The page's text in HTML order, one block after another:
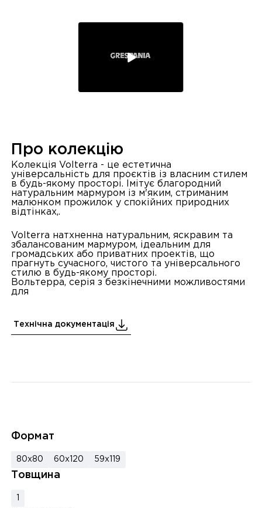
Про колекцію
Колекція Volterra - це естетична
універсальність для проєктів із власним стилем
в будь-якому просторі. Імітує благородний
натуральним мармуром із м'яким, стриманим
малюнком прожилок у спокійних природних
відтінках,.
Volterra натхненна натуральним, яскравим та
збалансованим мармуром, ідеальним для
громадських або приватних проектів, що
прагнуть сучасного, чистого та універсального
стилю в будь-якому просторі.
Вольтерра, серія з безкінечними можливостями
для
Технічна документація
Формат
80x80 60x120 59x119
Товщина